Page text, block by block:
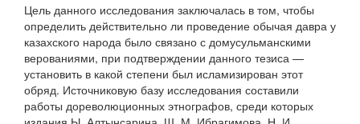
Цель данного исследования заключалась в том, чтобы
определить действительно ли проведение обычая давра у
казахского народа было связано с домусульманскими
верованиями, при подтверждении данного тезиса —
установить в какой степени был исламизирован этот
обряд. Источниковую базу исследования составили
работы дореволюционных этнографов, среди которых